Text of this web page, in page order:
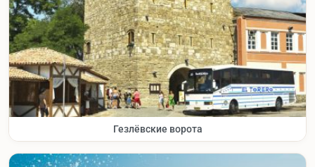
Гезлёвские ворота